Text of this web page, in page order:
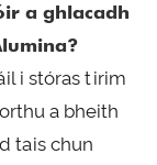
a ghlacadh
i stóras tirim
a bheith
tais chun